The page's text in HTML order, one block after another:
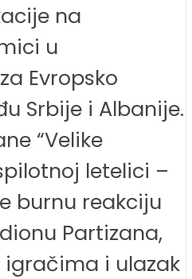
na
u
Evropsko
Srbije i Albanije.
“Velike
letelici –
burnu reakciju
Partizana,
i ulazak